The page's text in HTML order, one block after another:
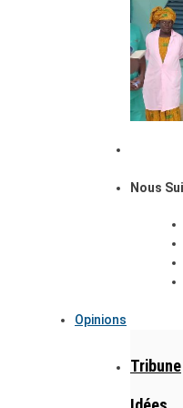
Nous
Opinions
Tribune